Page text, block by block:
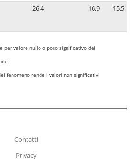
26.4 16.9 15.5
per valore nullo o poco significativo del
fenomeno rende i valori non significativi
Contatti
Privacy